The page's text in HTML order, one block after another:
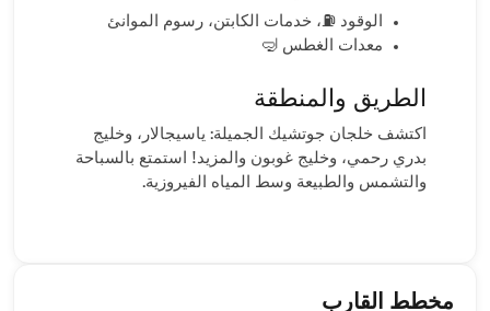
الوقود ⛽، خدمات الكابتن، رسوم الموانئ
معدات الغطس 🤿
الطريق والمنطقة
اكتشف خلجان جوتشيك الجميلة: ياسيجالار، وخليج
بدري رحمي، وخليج غوبون والمزيد! استمتع بالسباحة
والتشمس والطبيعة وسط المياه الفيروزية.
مخطط القارب